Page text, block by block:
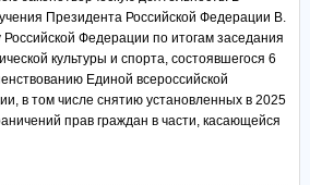
Президента Российской Федерации В.
Федерации по итогам заседания
культуры и спорта, состоявшегося 6
Единой всероссийской
в том числе снятию установленных в 2025
прав граждан в части, касающейся